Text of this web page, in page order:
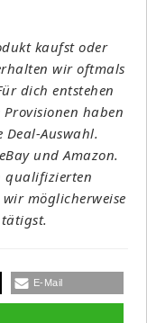
kaufst oder
wir oftmals
dich entstehen
haben
Auswahl.
und Amazon.
qualifizierten
möglicherweise
E-Mail